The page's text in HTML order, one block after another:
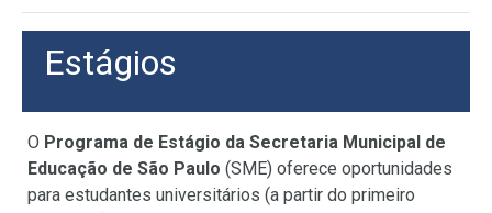
Estágios
O Programa de Estágio da Secretaria Municipal de
Educação de São Paulo (SME) oferece oportunidades
para estudantes universitários (a partir do primeiro